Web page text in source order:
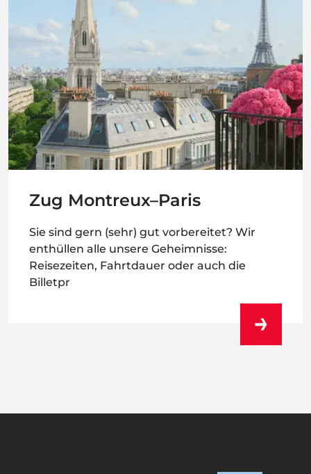
Zug Montreux–Paris
Sie sind gern (sehr) gut vorbereitet? Wir
enthüllen alle unsere Geheimnisse:
Reisezeiten, Fahrtdauer oder auch die
Billetpr